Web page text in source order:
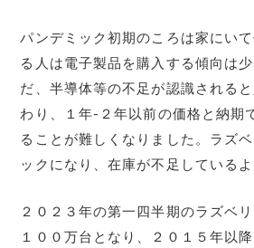
パンデミック初期のころは家にい
る人は電子製品を購入する傾向は
だ、半導体等の不足が認識される
わり、１年-２年以前の価格と納期
ることが難しくなりました。ラズ
ックになり、在庫が不足しているよ
２０２３年の第一四半期のラズベ
１００万台となり、２０１５年以